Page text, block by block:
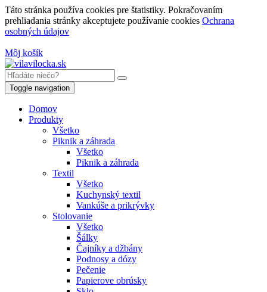
Táto stránka používa cookies pre štatistiky. Pokračovaním
prehliadania stránky akceptujete používanie cookies Ochrana
osobných údajov
Môj košík
Toggle navigation
Domov
Produkty
Všetko
Piknik a záhrada
Všetko
Piknik a záhrada
Textil
Všetko
Kuchynský textil
Vankúše a prikrývky
Stolovanie
Všetko
Šálky
Čajníky a džbány
Podnosy a dózy
Pečenie
Papierove obrúsky